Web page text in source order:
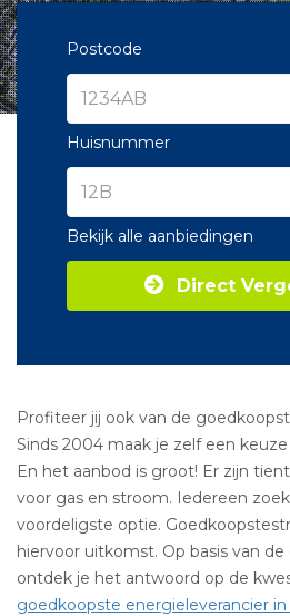
Postcode
Huisnummer
Bekijk alle aanbiedingen
Direct
Profiteer jij ook van de
Sinds 2004 maak je zelf een
En het aanbod is groot! Er zijn
voor gas en stroom. Iedereen
voordeligste optie.
hiervoor uitkomst. Op basis van
ontdek je het antwoord op de
goedkoopste energieleverancier